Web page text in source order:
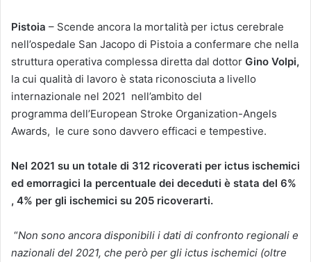
Pistoia – Scende ancora la mortalità per ictus cerebrale
nell’ospedale San Jacopo di Pistoia a confermare che nella
struttura operativa complessa diretta dal dottor Gino Volpi,
la cui qualità di lavoro è stata riconosciuta a livello
internazionale nel 2021 nell’ambito del
programma dell’European Stroke Organization-Angels
Awards, le cure sono davvero efficaci e tempestive.
Nel 2021 su un totale di 312 ricoverati per ictus ischemici
ed emorragici la percentuale dei deceduti è stata del 6%
, 4% per gli ischemici su 205 ricoverarti.
“Non sono ancora disponibili i dati di confronto regionali e
nazionali del 2021, che però per gli ictus ischemici (oltre